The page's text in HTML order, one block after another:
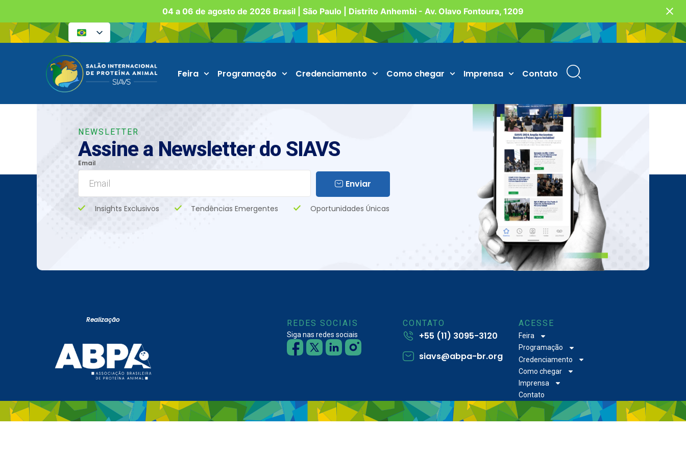
04 a 06 de agosto de 2026 Brasil | São Paulo | Distrito Anhembi - Av. Olavo Fontoura, 1209
Feira Programação Credenciamento Como chegar Imprensa Contato
NEWSLETTER
Assine a Newsletter do SIAVS
Email
Enviar
Insights Exclusivos Tendências Emergentes Oportunidades Únicas
Realização REDES SOCIAIS
Siga nas redes sociais
CONTATO
+55 (11) 3095-3120
siavs@abpa-br.org
ACESSE
Feira
Programação
Credenciamento
Como chegar
Imprensa
Contato